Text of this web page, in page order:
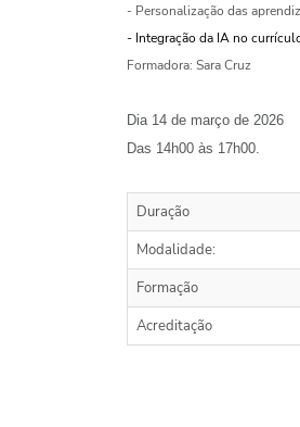
- Personalização das
- Integração da IA no
Formadora: Sara Cruz
Dia 14 de março de 2026
Das 14h00 às 17h00.
Duração
Modalidade:
Formação
Acreditação